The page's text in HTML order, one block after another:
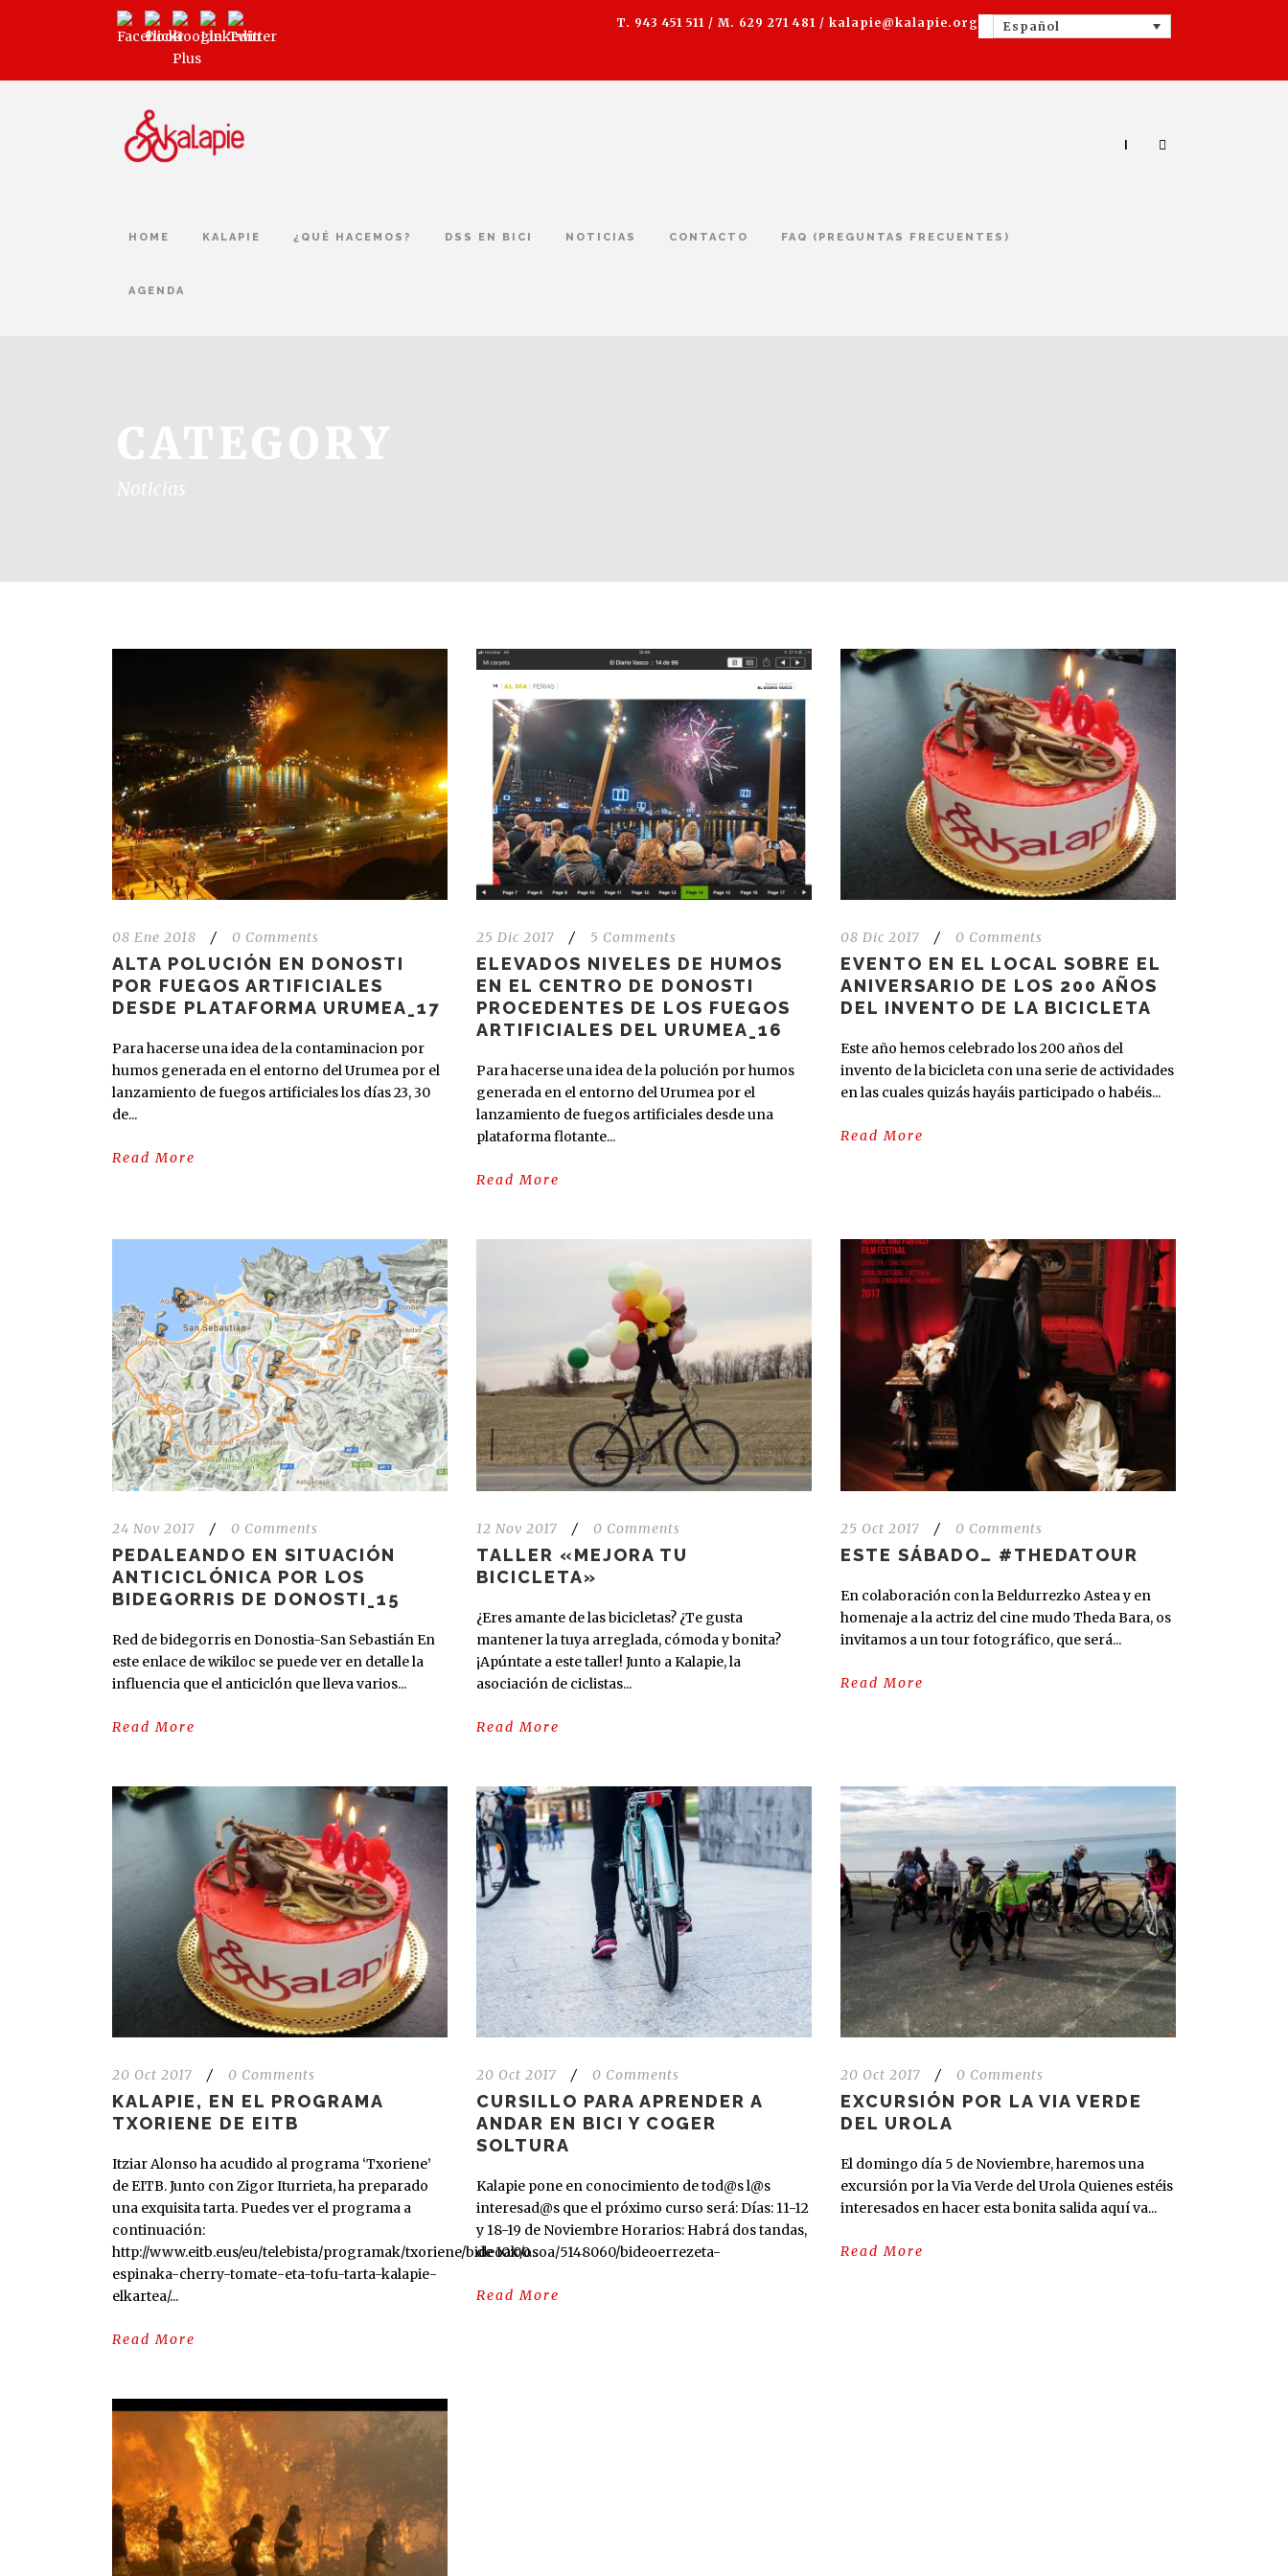
T. 943 451 511 / M. 629 271 481 / kalapie@kalapie.org Español
HOME KALAPIE ¿QUÉ HACEMOS? DSS EN BICI NOTICIAS CONTACTO FAQ (PREGUNTAS FRECUENTES)
AGENDA
CATEGORY
Noticias
08 Ene 2018 / 0 Comments
ALTA POLUCIÓN EN DONOSTI
POR FUEGOS ARTIFICIALES
DESDE PLATAFORMA URUMEA_17
Para hacerse una idea de la contaminacion por
humos generada en el entorno del Urumea por el
lanzamiento de fuegos artificiales los días 23, 30
de...
Read More
25 Dic 2017 / 5 Comments
ELEVADOS NIVELES DE HUMOS
EN EL CENTRO DE DONOSTI
PROCEDENTES DE LOS FUEGOS
ARTIFICIALES DEL URUMEA_16
Para hacerse una idea de la polución por humos
generada en el entorno del Urumea por el
lanzamiento de fuegos artificiales desde una
plataforma flotante...
Read More
08 Dic 2017 / 0 Comments
EVENTO EN EL LOCAL SOBRE EL
ANIVERSARIO DE LOS 200 AÑOS
DEL INVENTO DE LA BICICLETA
Este año hemos celebrado los 200 años del
invento de la bicicleta con una serie de actividades
en las cuales quizás hayáis participado o habéis...
Read More
24 Nov 2017 / 0 Comments
PEDALEANDO EN SITUACIÓN
ANTICICLÓNICA POR LOS
BIDEGORRIS DE DONOSTI_15
Red de bidegorris en Donostia-San Sebastián En
este enlace de wikiloc se puede ver en detalle la
influencia que el anticiclón que lleva varios...
Read More
12 Nov 2017 / 0 Comments
TALLER «MEJORA TU
BICICLETA»
¿Eres amante de las bicicletas? ¿Te gusta
mantener la tuya arreglada, cómoda y bonita?
¡Apúntate a este taller! Junto a Kalapie, la
asociación de ciclistas...
Read More
25 Oct 2017 / 0 Comments
ESTE SÁBADO… #THEDATOUR
En colaboración con la Beldurrezko Astea y en
homenaje a la actriz del cine mudo Theda Bara, os
invitamos a un tour fotográfico, que será...
Read More
20 Oct 2017 / 0 Comments
KALAPIE, EN EL PROGRAMA
TXORIENE DE EITB
Itziar Alonso ha acudido al programa ‘Txoriene’
de EITB. Junto con Zigor Iturrieta, ha preparado
una exquisita tarta. Puedes ver el programa a
continuación:
http://www.eitb.eus/eu/telebista/programak/txoriene/bideoak/osoa/5148060/bideoerrezeta-
espinaka-cherry-tomate-eta-tofu-tarta-kalapie-
elkartea/...
Read More
20 Oct 2017 / 0 Comments
CURSILLO PARA APRENDER A
ANDAR EN BICI Y COGER
SOLTURA
Kalapie pone en conocimiento de tod@s l@s
interesad@s que el próximo curso será: Días: 11-12
y 18-19 de Noviembre Horarios: Habrá dos tandas,
de 10:00...
Read More
20 Oct 2017 / 0 Comments
EXCURSIÓN POR LA VIA VERDE
DEL UROLA
El domingo día 5 de Noviembre, haremos una
excursión por la Via Verde del Urola Quienes estéis
interesados en hacer esta bonita salida aquí va...
Read More